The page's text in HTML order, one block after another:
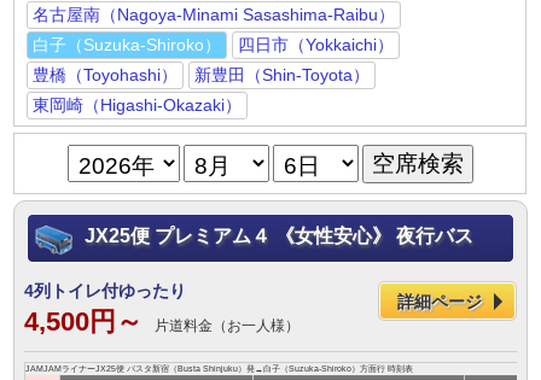
名古屋南（Nagoya-Minami Sasashima-Raibu）
白子（Suzuka-Shiroko）
四日市（Yokkaichi）
豊橋（Toyohashi）
新豊田（Shin-Toyota）
東岡崎（Higashi-Okazaki）
JX25便 プレミアム４ 《女性安心》 夜行バス
4列トイレ付ゆったり
4,500円～ 片道料金（お一人様）
詳細ページ
JAMJAMライナーJX25便 バスタ新宿（Busta Shinjuku）発→白子（Suzuka-Shiroko）方面行 時刻表